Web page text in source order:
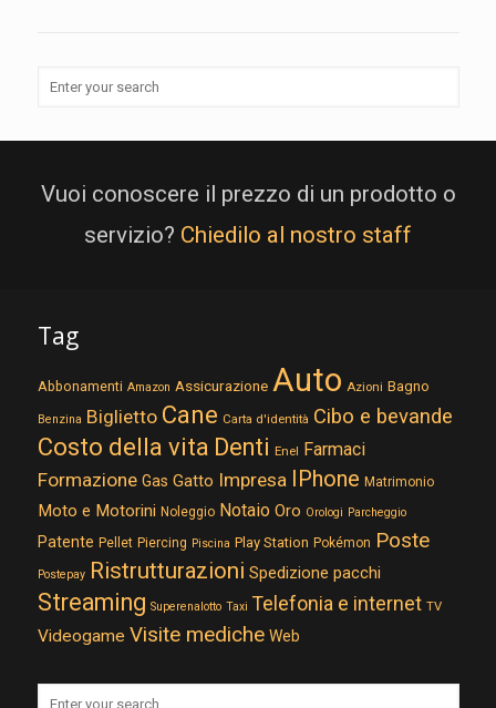
Vuoi conoscere il prezzo di un prodotto o
servizio? Chiedilo al nostro staff
Tag
Abbonamenti Amazon Assicurazione Auto Azioni Bagno
Benzina Biglietto Cane Carta d'identità Cibo e bevande
Costo della vita Denti Enel Farmaci
Formazione Gas Gatto Impresa IPhone Matrimonio
Moto e Motorini Noleggio Notaio Oro Orologi Parcheggio
Patente Pellet Piercing Piscina Play Station Pokémon Poste
Postepay Ristrutturazioni Spedizione pacchi
Streaming Superenalotto Taxi Telefonia e internet TV
Videogame Visite mediche Web